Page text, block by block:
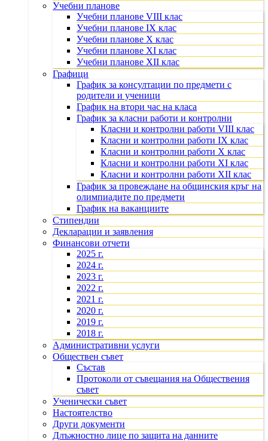
Учебни планове
Учебни планове VIII клас
Учебни планове IX клас
Учебни планове X клас
Учебни планове XI клас
Учебни планове XII клас
Графици
График за консултации по предмети с
родители и ученици
График на втори час на класа
График за класни работи и контролни
Класни и контролни работи VIII клас
Класни и контролни работи IX клас
Класни и контролни работи X клас
Класни и контролни работи XI клас
Класни и контролни работи XII клас
График за провеждане на общинския кръг на
олимпиадите по предмети
График на ваканциите
Стипендии
Декларации и заявления
Финансови отчети
2025 г.
2024 г.
2023 г.
2022 г.
2021 г.
2020 г.
2019 г.
2018 г.
Административни услуги
Обществен съвет
Състав
Протоколи от съвещания на Обществения
съвет
Ученически съвет
Настоятелство
Други документи
Длъжностно лице по защита на данните